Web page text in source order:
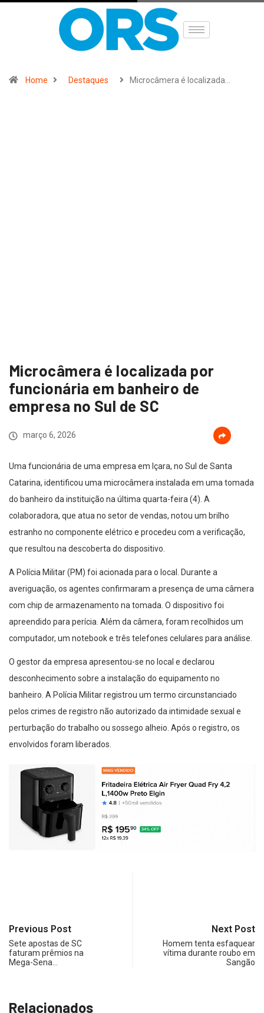
Home Destaques Microcâmera é localizada…
Microcâmera é localizada por
funcionária em banheiro de
empresa no Sul de SC
março 6, 2026
Uma funcionária de uma empresa em Içara, no Sul de Santa
Catarina, identificou uma microcâmera instalada em uma tomada
do banheiro da instituição na última quarta-feira (4). A
colaboradora, que atua no setor de vendas, notou um brilho
estranho no componente elétrico e procedeu com a verificação,
que resultou na descoberta do dispositivo.
A Polícia Militar (PM) foi acionada para o local. Durante a
averiguação, os agentes confirmaram a presença de uma câmera
com chip de armazenamento na tomada. O dispositivo foi
apreendido para perícia. Além da câmera, foram recolhidos um
computador, um notebook e três telefones celulares para análise.
O gestor da empresa apresentou-se no local e declarou
desconhecimento sobre a instalação do equipamento no
banheiro. A Polícia Militar registrou um termo circunstanciado
pelos crimes de registro não autorizado da intimidade sexual e
perturbação do trabalho ou sossego alheio. Após o registro, os
envolvidos foram liberados.
Previous Post
Sete apostas de SC
faturam prêmios na
Mega-Sena…
Next Post
Homem tenta esfaquear
vítima durante roubo em
Sangão
Relacionados